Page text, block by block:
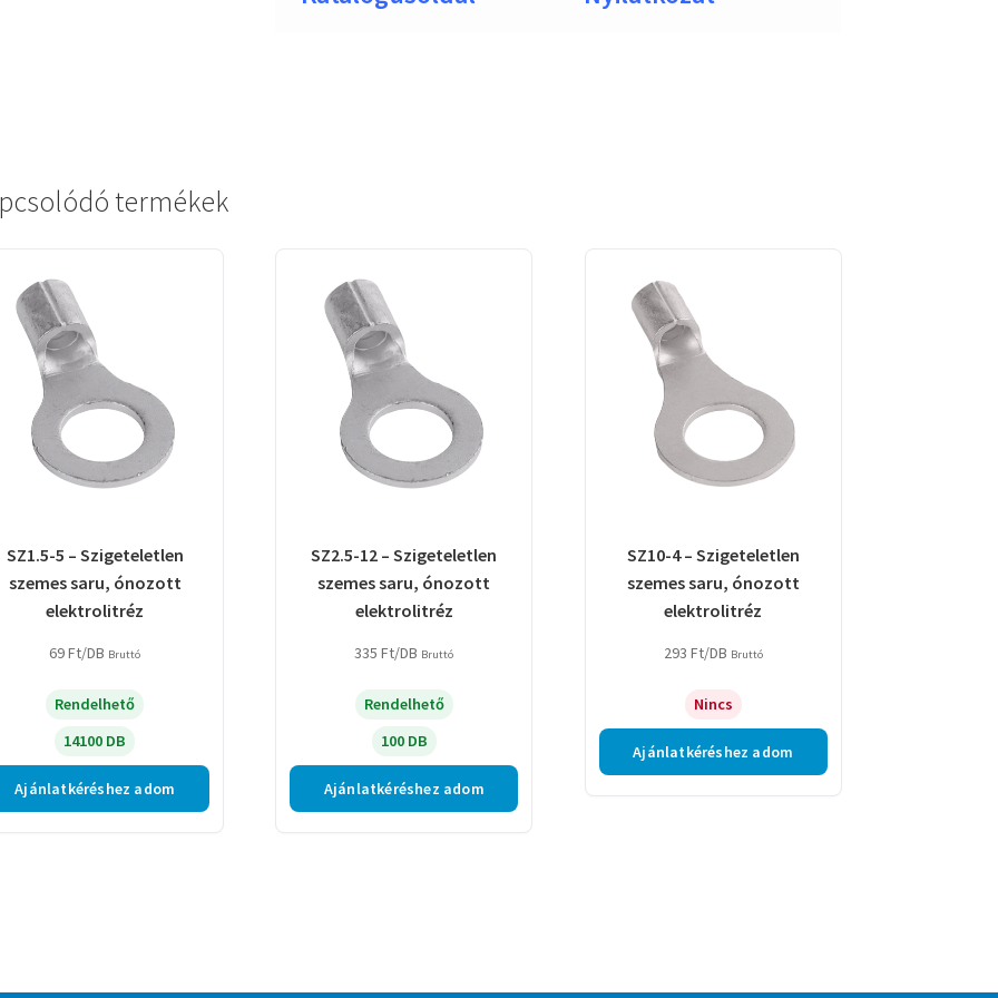
termékek
SZ1.5-5 – Szigeteletlen
szemes saru, ónozott
elektrolitréz
69Ft/DB Bruttó
Rendelhető
14100 DB
Ajánlatkéréshez adom
SZ2.5-12 – Szigeteletlen
szemes saru, ónozott
elektrolitréz
335Ft/DB Bruttó
Rendelhető
100 DB
Ajánlatkéréshez adom
SZ10-4 – Szigeteletlen
szemes saru, ónozott
elektrolitréz
293 Ft/DB Bruttó
Nincs
Ajánlatkéréshez adom